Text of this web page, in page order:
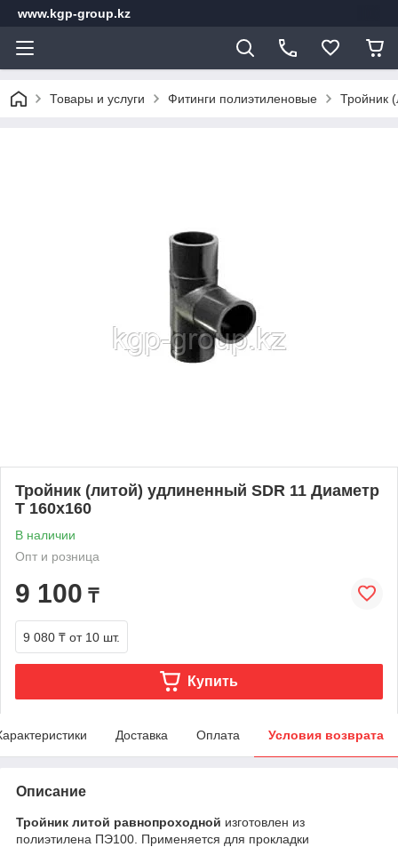
www.kgp-group.kz
Товары и услуги Фитинги полиэтиленовые Тройник
Тройник (литой) удлиненный SDR 11 Диаметр
Т 160х160
В наличии
Опт и розница
9 100 ₸
9 080 ₸ от 10 шт.
Купить
Доставка Оплата Условия возврата
Описание
Тройник литой равнопроходной изготовлен из
полиэтилена ПЭ100. Применяется для прокладки